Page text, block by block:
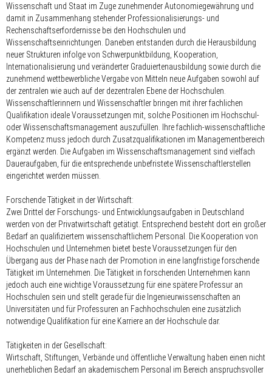
Wissenschaft und Staat im Zuge zunehmender Autonomiegewährung und
damit in Zusammenhang stehender Professionalisierungs- und
Rechenschaftserfordernisse bei den Hochschulen und
Wissenschaftseinrichtungen. Daneben entstanden durch die Herausbildung
neuer Strukturen infolge von Schwerpunktbildung, Kooperation,
Internationalisierung und veränderter Graduiertenausbildung sowie durch die
zunehmend wettbewerbliche Vergabe von Mitteln neue Aufgaben sowohl auf
der zentralen wie auch auf der dezentralen Ebene der Hochschulen.
Wissenschaftlerinnern und Wissenschaftler bringen mit ihrer fachlichen
Qualifikation ideale Voraussetzungen mit, solche Positionen im Hochschul-
oder Wissenschaftsmanagement auszufüllen. Ihre fachlich-wissenschaftliche
Kompetenz muss jedoch durch Zusatzqualifikationen im Managementbereich
ergänzt werden. Die Aufgaben im Wissenschaftsmanagement sind vielfach
Daueraufgaben, für die entsprechende unbefristete Wissenschaftlerstellen
eingerichtet werden müssen.
Forschende Tätigkeit in der Wirtschaft:
Zwei Drittel der Forschungs- und Entwicklungsaufgaben in Deutschland
werden von der Privatwirtschaft getätigt. Entsprechend besteht dort ein großer
Bedarf an qualifiziertem wissenschaftlichem Personal. Die Kooperation von
Hochschulen und Unternehmen bietet beste Voraussetzungen für den
Übergang aus der Phase nach der Promotion in eine langfristige forschende
Tätigkeit im Unternehmen. Die Tätigkeit in forschenden Unternehmen kann
jedoch auch eine wichtige Voraussetzung für eine spätere Professur an
Hochschulen sein und stellt gerade für die Ingenieur­wissenschaften an
Universitäten und für Professuren an Fachhochschulen eine zusätzlich
notwendige Qualifikation für eine Karriere an der Hochschule dar.
Tätigkeiten in der Gesellschaft:
Wirtschaft, Stiftungen, Verbände und öffentliche Verwaltung haben einen nicht
unerheblichen Bedarf an akademischem Personal im Bereich anspruchsvoller